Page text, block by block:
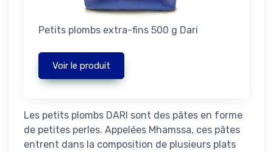
Petits plombs extra-fins 500 g Dari
Voir le produit
Les petits plombs DARI sont des pâtes en forme
de petites perles. Appelées Mhamssa, ces pâtes
entrent dans la composition de plusieurs plats